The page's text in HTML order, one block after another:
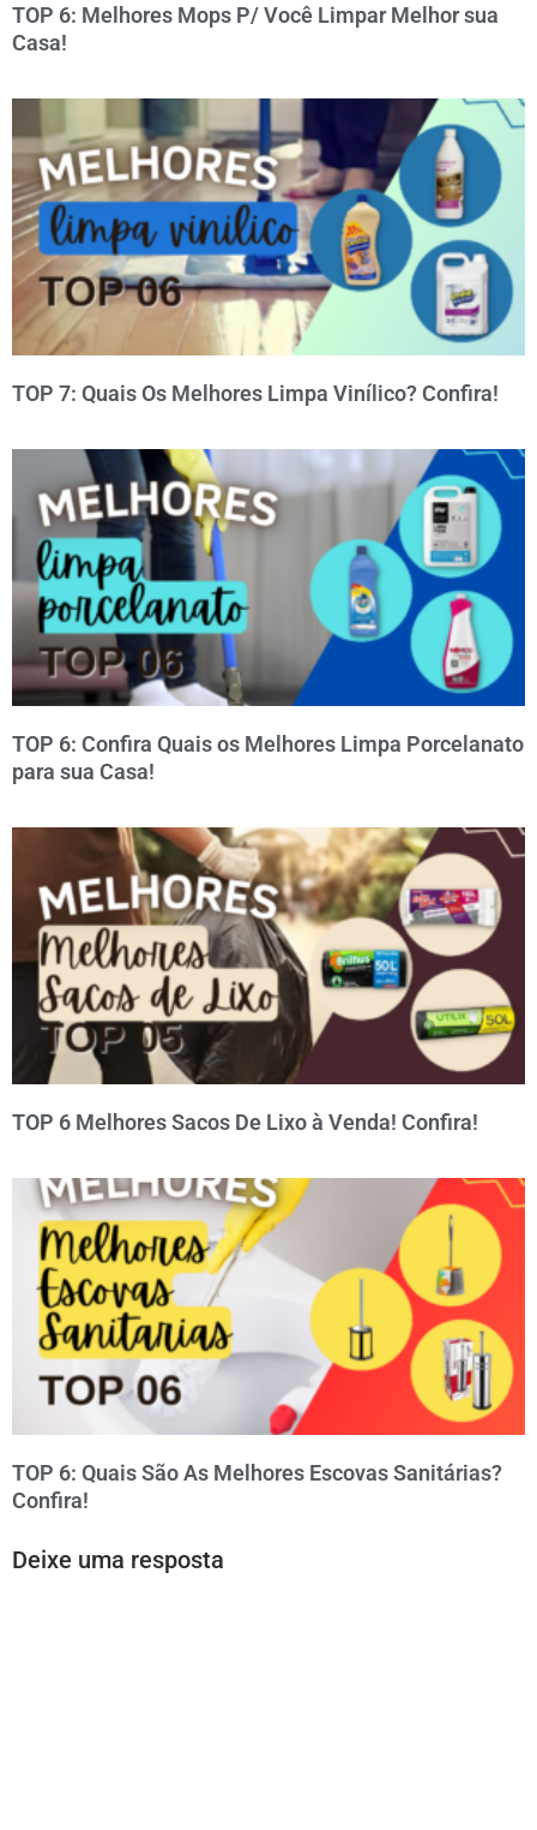
TOP 6: Melhores Mops P/ Você Limpar Melhor sua
Casa!
TOP 7: Quais Os Melhores Limpa Vinílico? Confira!
TOP 6: Confira Quais os Melhores Limpa Porcelanato
para sua Casa!
TOP 6 Melhores Sacos De Lixo à Venda! Confira!
TOP 6: Quais São As Melhores Escovas Sanitárias?
Confira!
Deixe uma resposta